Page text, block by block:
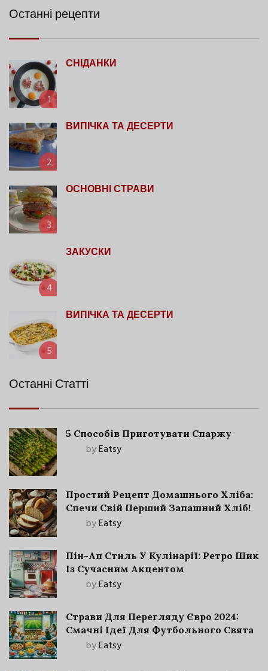
Останні рецепти
1
СНІДАНКИ
2
ВИПІЧКА ТА ДЕСЕРТИ
3
ОСНОВНІ СТРАВИ
4
ЗАКУСКИ
5
ВИПІЧКА ТА ДЕСЕРТИ
Останні Статті
5 Способів Приготувати Спаржу
byEatsy
Простий Рецепт Домашнього Хліба:
Спечи Свій Перший Запашний Хліб!
byEatsy
Пін-Ап Стиль У Кулінарії: Ретро Шик
Із Сучасним Акцентом
byEatsy
Страви Для Перегляду Євро 2024:
Смачні Ідеї Для Футбольного Свята
byEatsy